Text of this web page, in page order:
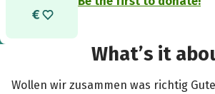
What’s it
Wollen wir zusammen was richtig